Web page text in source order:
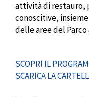
attività di restauro,
conoscitive,
delle aree del
SCOPRI IL
SCARICA LA